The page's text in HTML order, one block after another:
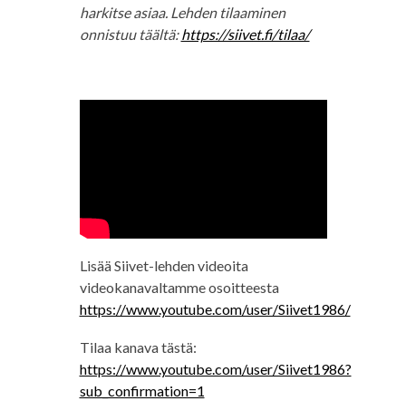
harkitse asiaa. Lehden tilaaminen
onnistuu täältä:https://siivet.fi/tilaa/
Lisää Siivet-lehden videoita
videokanavaltamme osoitteesta
https://www.youtube.com/user/Siivet1986/
Tilaa kanava tästä:
https://www.youtube.com/user/Siivet1986?
sub_confirmation=1